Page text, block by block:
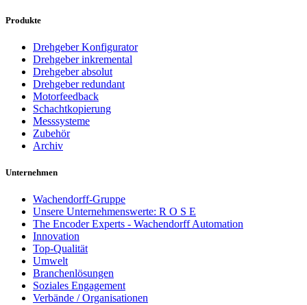
Produkte
Drehgeber Konfigurator
Drehgeber inkremental
Drehgeber absolut
Drehgeber redundant
Motorfeedback
Schachtkopierung
Messsysteme
Zubehör
Archiv
Unternehmen
Wachendorff-Gruppe
Unsere Unternehmenswerte: R O S E
The Encoder Experts - Wachendorff Automation
Innovation
Top-Qualität
Umwelt
Branchenlösungen
Soziales Engagement
Verbände / Organisationen